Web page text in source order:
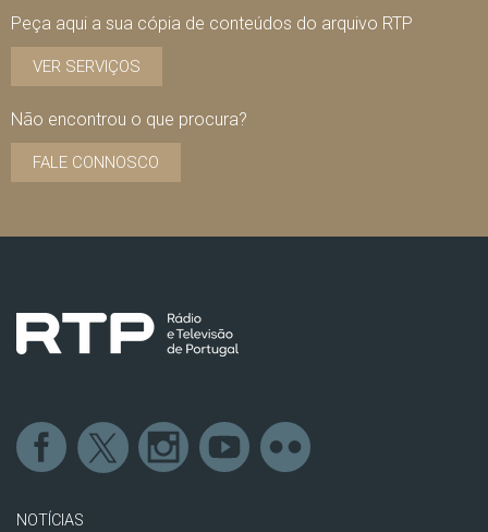
Peça aqui a sua cópia de conteúdos do arquivo RTP
VER SERVIÇOS
Não encontrou o que procura?
FALE CONNOSCO
NOTÍCIAS